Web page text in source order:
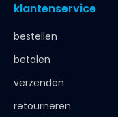
klantenservice
bestellen
betalen
verzenden
retourneren